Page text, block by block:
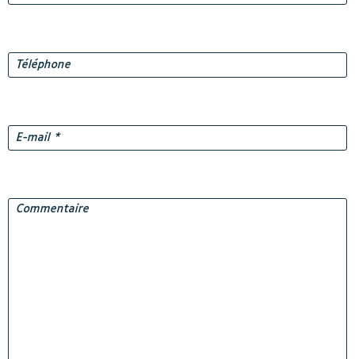
Téléphone
E-
mail*
Commentaire